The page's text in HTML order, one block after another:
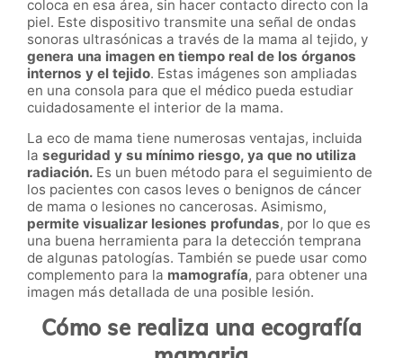
coloca en esa área, sin hacer contacto directo con la
piel. Este dispositivo transmite una señal de ondas
sonoras ultrasónicas a través de la mama al tejido, y
genera una imagen en tiempo real de los órganos
internos y el tejido. Estas imágenes son ampliadas
en una consola para que el médico pueda estudiar
cuidadosamente el interior de la mama.
La eco de mama tiene numerosas ventajas, incluida
la seguridad y su mínimo riesgo, ya que no utiliza
radiación. Es un buen método para el seguimiento de
los pacientes con casos leves o benignos de cáncer
de mama o lesiones no cancerosas. Asimismo,
permite visualizar lesiones profundas, por lo que es
una buena herramienta para la detección temprana
de algunas patologías. También se puede usar como
complemento para la mamografía, para obtener una
imagen más detallada de una posible lesión.
Cómo se realiza una ecografía